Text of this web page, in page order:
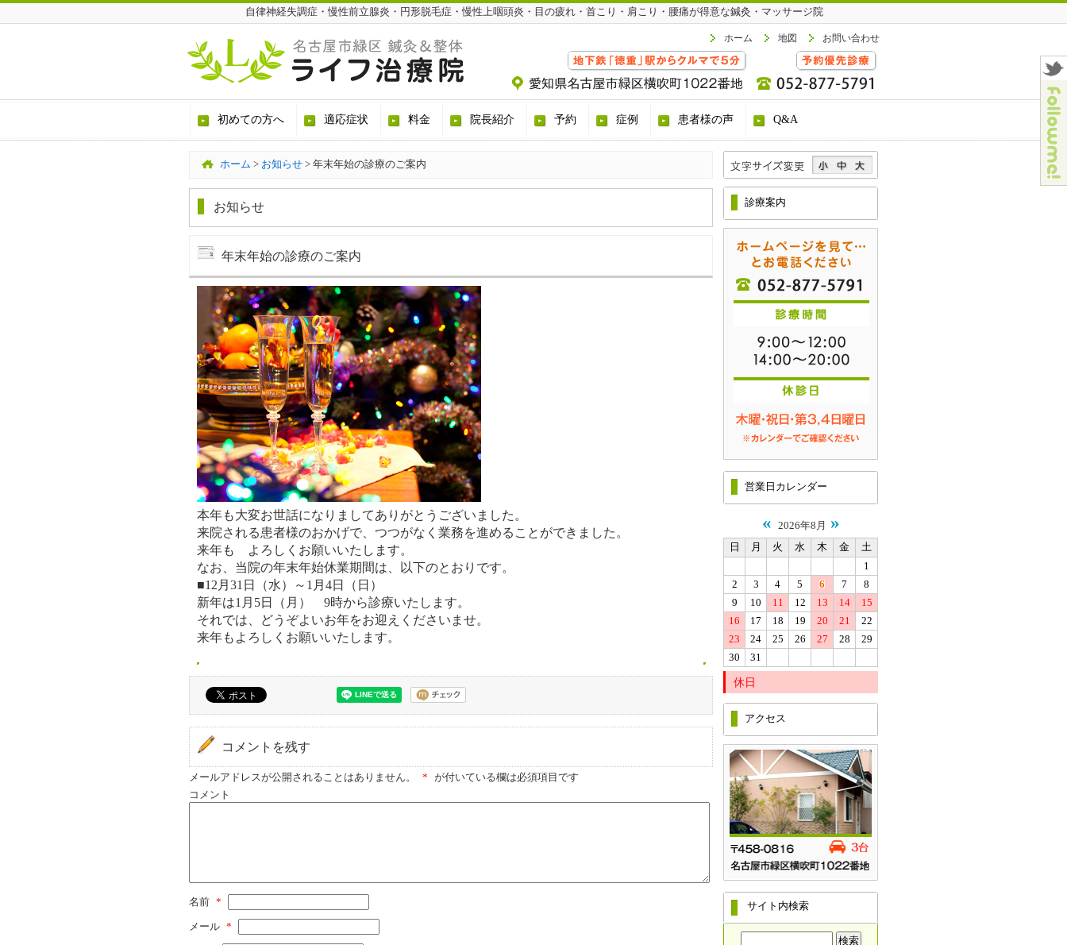
自律神経失調症・慢性前立腺炎・円形脱毛症・慢性上咽頭炎・目の疲れ・首こり・肩こり・腰痛が得意な鍼灸・マッサージ院
ホーム 地図 お問い合わせ
初めての方へ 適応症状 料金 院長紹介 予約 症例 患者様の声 Q&A
ホーム > お知らせ > 年末年始の診療のご案内
お知らせ
年末年始の診療のご案内
本年も大変お世話になりましてありがとうございました。
来院される患者様のおかげで、つつがなく業務を進めることができました。
来年も よろしくお願いいたします。
なお、当院の年末年始休業期間は、以下のとおりです。
■12月31日（水）～1月4日（日）
新年は1月5日（月） 9時から診療いたします。
それでは、どうぞよいお年をお迎えくださいませ。
来年もよろしくお願いいたします。
コメントを残す
メールアドレスが公開されることはありません。 *
が付いている欄は必須項目です
コメント
名前 *
メール *
診療案内
営業日カレンダー
« 2026年8月 »
日 月 火 水 木 金
土
1
2
3 4 5 6 7
8
9
10 11 12 13 14
15
16
17 18 19 20 21
22
23
24 25 26 27 28
29
30
31
休日
アクセス
サイト内検索